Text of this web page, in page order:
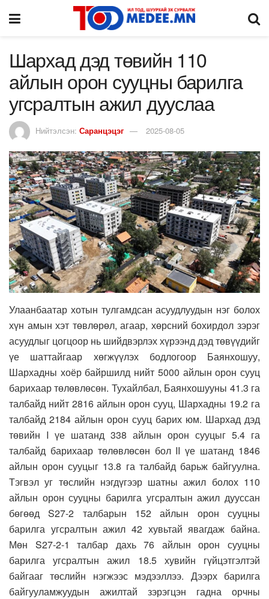
Шархад дэд төвийн 110
айлын орон сууцны барилга
угсралтын ажил дууслаа
Нийтэлсэн: Саранцэцэг 2025-08-05
Улаанбаатар хотын тулгамдсан асуудлуудын нэг болох
хүн амын хэт төвлөрөл, агаар, хөрсний бохирдол зэрэг
асуудлыг цогцоор нь шийдвэрлэх хүрээнд дэд төвүүдийг
үе шаттайгаар хөгжүүлэх бодлогоор Баянхошуу,
Шархадны хоёр байршилд нийт 5000 айлын орон сууц
барихаар төлөвлөсөн. Тухайлбал, Баянхошууны 41.3 га
талбайд нийт 2816 айлын орон сууц, Шархадны 19.2 га
талбайд 2184 айлын орон сууц барих юм. Шархад дэд
төвийн I үе шатанд 338 айлын орон сууцыг 5.4 га
талбайд барихаар төлөвлөсөн бол II үе шатанд 1846
айлын орон сууцыг 13.8 га талбайд барьж байгуулна.
Тэгвэл уг төслийн нэгдүгээр шатны ажил болох 110
айлын орон сууцны барилга угсралтын ажил дууссан
бөгөөд S27-2 талбарын 152 айлын орон сууцны
барилга угсралтын ажил 42 хувьтай явагдаж байна.
Мөн S27-2-1 талбар дахь 76 айлын орон сууцны
барилга угсралтын ажил 18.5 хувийн гүйцэтгэлтэй
байгааг төслийн нэгжээс мэдээллээ. Дээрх барилга
байгууламжуудын ажилтай зэрэгцэн гадна орчны